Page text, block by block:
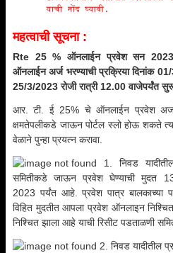
महत्वाची सूचना :
Rte 25 % ऑनलाईन प्रवेश सन 2023-
ऑनलाईन अर्ज भरण्याची प्रक्रिया दिनांक
25/3/2023 रोजी रात्री 12.00 वाजेपर्यंत
आर. टी. ई 25% चे ऑनलाईन प्रवेश
क्षमतेपलीकडे जाऊन पोर्टल स्लो होऊ शकते
वेळाने पुन्हा प्रयत्न करावा.
1. निवड
समितीकडे जाऊन प्रवेश घेण्याची मुदत
2023 पर्यंत आहे. प्रवेश पात्र बालकाच्या
विहित मुदतीत आपला प्रवेश ऑनलाइन
निश्चित झाला आहे याची रिसीट पडताळणी
2. निवड यादीतील